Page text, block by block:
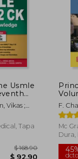
Usmle
Vikas ;
Tapa
F.
Mc
Dura,